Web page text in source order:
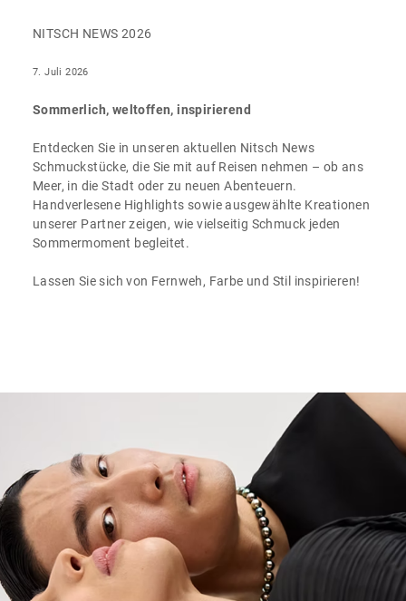
NITSCH NEWS 2026
7. Juli 2026
Sommerlich, weltoffen, inspirierend
Entdecken Sie in unseren aktuellen Nitsch News
Schmuckstücke, die Sie mit auf Reisen nehmen – ob ans
Meer, in die Stadt oder zu neuen Abenteuern.
Handverlesene Highlights sowie ausgewählte Kreationen
unserer Partner zeigen, wie vielseitig Schmuck jeden
Sommermoment begleitet.
Lassen Sie sich von Fernweh, Farbe und Stil inspirieren!